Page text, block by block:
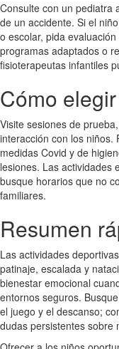
Consulte con un pediatra
de un accidente. Si el
o escolar, pida
programas adaptados o
fisioterapeutas infantiles
Cómo
Visite sesiones de
interacción con los niños.
medidas Covid y de
lesiones. Las actividades
busque horarios que no
familiares.
Resumen
Las actividades
patinaje, escalada y
bienestar emocional
entornos seguros.
el juego y el descanso;
dudas persistentes sobre